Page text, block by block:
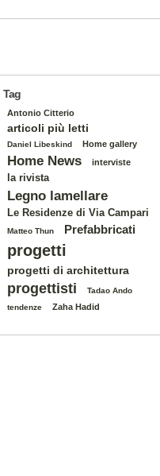
Tag
Antonio Citterio
articoli più letti
Daniel Libeskind Home gallery
Home News interviste
la rivista
Legno lamellare
Le Residenze di Via Campari
Matteo Thun Prefabbricati
progetti
progetti di architettura
progettisti
Tadao Ando
tendenze
Zaha Hadid